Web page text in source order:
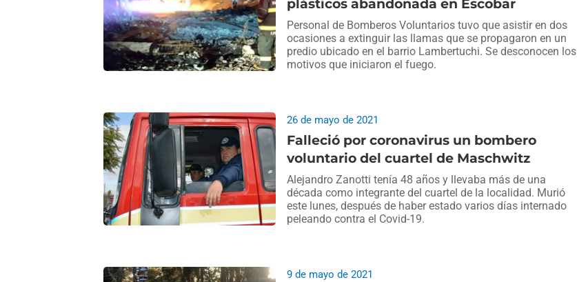
plásticos abandonada en Escobar
Personal de Bomberos Voluntarios tuvo que asistir en dos
ocasiones a extinguir las llamas que se propagaron en un
predio ubicado en el barrio Lambertuchi. Se desconocen los
motivos que iniciaron el fuego.
Falleció por coronavirus un bombero
voluntario del cuartel de Maschwitz
26 de mayo de 2021
Alejandro Zanotti tenía 48 años y llevaba más de una
década como integrante del cuartel de la localidad. Murió
este lunes, después de haber estado varios días internado
peleando contra el Covid-19.
9 de mayo de 2021